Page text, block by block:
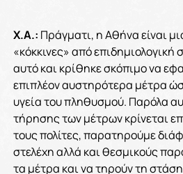
Χ.Α.: Πράγματι, η Αθήνα είναι
«κόκκινες» από επιδημιολογική
αυτό και κρίθηκε σκόπιμο να
επιπλέον αυστηρότερα μέτρα
υγεία του πληθυσμού. Παρόλα
τήρησης των μέτρων κρίνεται
τους πολίτες, παρατηρούμε
στελέχη αλλά και θεσμικούς
τα μέτρα και να τηρούν τη